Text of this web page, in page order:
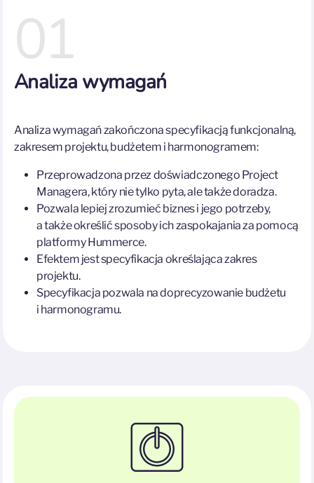
01
Analiza wymagań
Analiza wymagań zakończona specyfikacją funkcjonalną,
zakresem projektu, budżetem i harmonogramem:
Przeprowadzona przez doświadczonego Project
Managera, który nie tylko pyta, ale także doradza.
Pozwala lepiej zrozumieć biznes i jego potrzeby,
a także określić sposoby ich zaspokajania za pomocą
platformy Hummerce.
Efektem jest specyfikacja określająca zakres
projektu.
Specyfikacja pozwala na doprecyzowanie budżetu
i harmonogramu.